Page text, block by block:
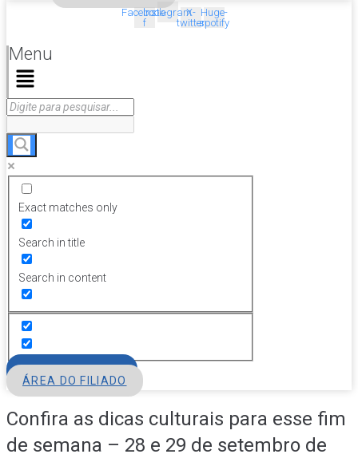
Facebook-
f
InstagramX-
twitter
Huge-
spotify
Menu
Exact matches only
Search in title
Search in content
ÁREA DO FILIADO
Confira as dicas culturais para esse fim
de semana – 28 e 29 de setembro de